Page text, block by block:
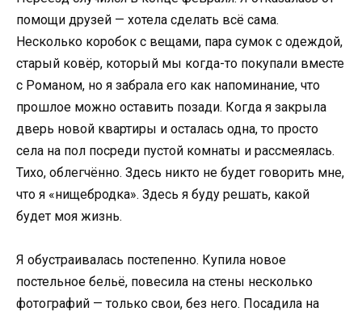
помощи друзей — хотела сделать всё сама.
Несколько коробок с вещами, пара сумок с одеждой,
старый ковёр, который мы когда-то покупали вместе
с Романом, но я забрала его как напоминание, что
прошлое можно оставить позади. Когда я закрыла
дверь новой квартиры и осталась одна, то просто
села на пол посреди пустой комнаты и рассмеялась.
Тихо, облегчённо. Здесь никто не будет говорить мне,
что я «нищебродка». Здесь я буду решать, какой
будет моя жизнь.
Я обустраивалась постепенно. Купила новое
постельное бельё, повесила на стены несколько
фотографий — только свои, без него. Посадила на